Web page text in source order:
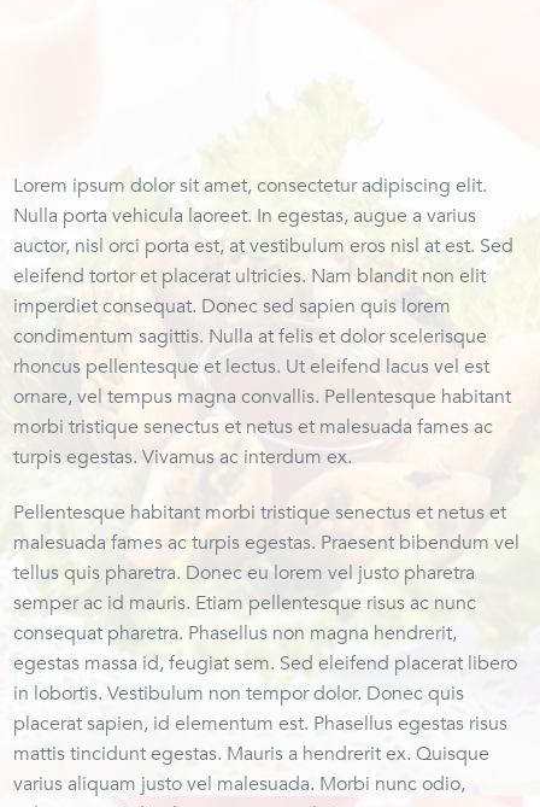
Lorem ipsum dolor sit amet, consectetur adipiscing elit.
Nulla porta vehicula laoreet. In egestas, augue a varius
auctor, nisl orci porta est, at vestibulum eros nisl at est. Sed
eleifend tortor et placerat ultricies. Nam blandit non elit
imperdiet consequat. Donec sed sapien quis lorem
condimentum sagittis. Nulla at felis et dolor scelerisque
rhoncus pellentesque et lectus. Ut eleifend lacus vel est
ornare, vel tempus magna convallis. Pellentesque habitant
morbi tristique senectus et netus et malesuada fames ac
turpis egestas. Vivamus ac interdum ex.
Pellentesque habitant morbi tristique senectus et netus et
malesuada fames ac turpis egestas. Praesent bibendum vel
tellus quis pharetra. Donec eu lorem vel justo pharetra
semper ac id mauris. Etiam pellentesque risus ac nunc
consequat pharetra. Phasellus non magna hendrerit,
egestas massa id, feugiat sem. Sed eleifend placerat libero
in lobortis. Vestibulum non tempor dolor. Donec quis
placerat sapien, id elementum est. Phasellus egestas risus
mattis tincidunt egestas. Mauris a hendrerit ex. Quisque
varius aliquam justo vel malesuada. Morbi nunc odio,